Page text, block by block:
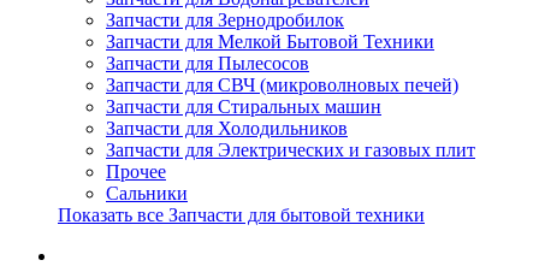
Запчасти для Зернодробилок
Запчасти для Мелкой Бытовой Техники
Запчасти для Пылесосов
Запчасти для СВЧ (микроволновых печей)
Запчасти для Стиральных машин
Запчасти для Холодильников
Запчасти для Электрических и газовых плит
Прочее
Сальники
Показать все Запчасти для бытовой техники